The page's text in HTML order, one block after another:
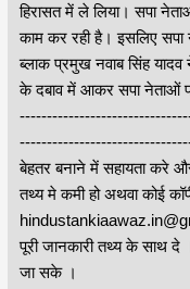
हिरासत में ले लिया। सपा
काम कर रही है। इसलिए सपा
ब्लाक प्रमुख नवाब सिंह
के दबाव में आकर सपा नेताओं पर
बेहतर बनाने में सहायता करे
तथ्य मे कमी हो अथवा कोई
पूरी जानकारी तथ्य के साथ
जा सके ।